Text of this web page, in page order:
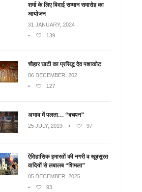
शर्मा के लिए विदाई सम्मान समारोह का
आयोजन
31 JANUARY, 2024
•
139
चौहार घाटी का प्रसिद्ध देव पशाकोट
06 DECEMBER, 202
•
127
अभाव में पलता… “बचपन”
25 JULY, 2019 • 97
ऐतिहासिक इमारतों की नगरी व खूबसूरत
वादियों से लबालब “शिमला”
05 DECEMBER, 2025
•
93